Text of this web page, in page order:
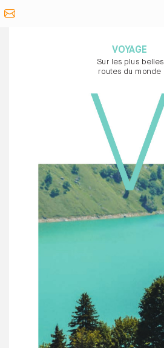
VOYAG E
Sur les plus belles
routes du monde